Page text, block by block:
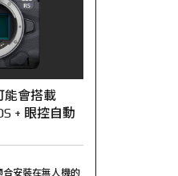
能會搭載
+ 眼控自動
合安裝在無人機的